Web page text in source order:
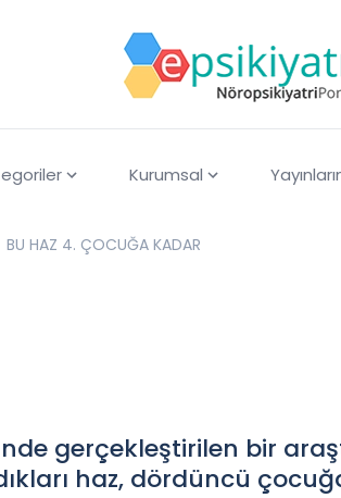
Kurumsal
BU HAZ 4. ÇOCUĞA KADAR
gerçekleştirilen bir
haz, dördüncü